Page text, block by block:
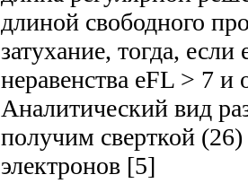
длиной свободного
затухание, тогда,
неравенства eFL > 7 и
Аналитический вид
получим сверткой
электронов [5]